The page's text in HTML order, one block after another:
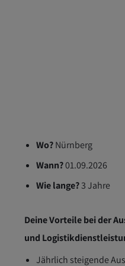
Wo?Nürnberg
Wann?01.09.2026
Wie lange?3 Jahre
Deine Vorteile bei der
und
Jährlich steigende